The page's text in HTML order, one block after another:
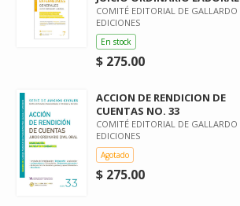
COMITÉ EDITORIAL DE GALLARDO
EDICIONES
En stock
$ 275.00
ACCION DE RENDICION DE
CUENTAS NO. 33
COMITÉ EDITORIAL DE GALLARDO
EDICIONES
Agotado
$ 275.00